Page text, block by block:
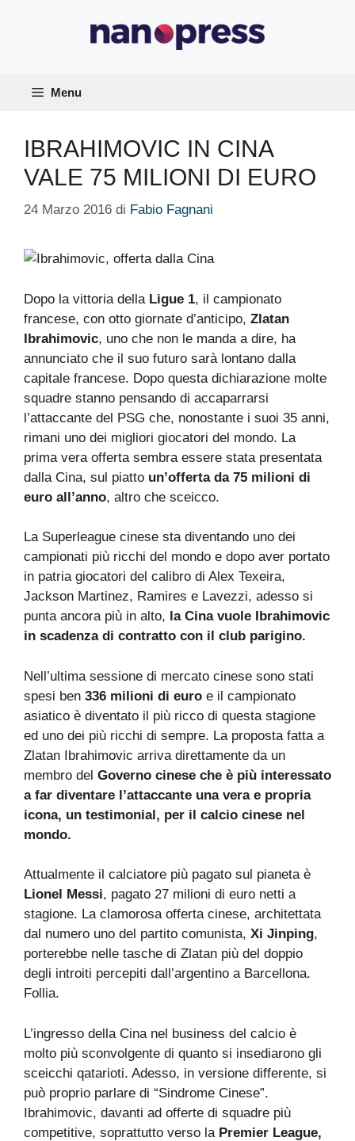
Menu
IBRAHIMOVIC IN CINA
VALE 75 MILIONI DI EURO
24 Marzo 2016 di Fabio Fagnani
Dopo la vittoria della Ligue 1, il campionato
francese, con otto giornate d’anticipo, Zlatan
Ibrahimovic, uno che non le manda a dire, ha
annunciato che il suo futuro sarà lontano dalla
capitale francese. Dopo questa dichiarazione molte
squadre stanno pensando di accaparrarsi
l’attaccante del PSG che, nonostante i suoi 35 anni,
rimani uno dei migliori giocatori del mondo. La
prima vera offerta sembra essere stata presentata
dalla Cina, sul piatto un’offerta da 75 milioni di
euro all’anno, altro che sceicco.
La Superleague cinese sta diventando uno dei
campionati più ricchi del mondo e dopo aver portato
in patria giocatori del calibro di Alex Texeira,
Jackson Martinez, Ramires e Lavezzi, adesso si
punta ancora più in alto, la Cina vuole Ibrahimovic
in scadenza di contratto con il club parigino.
Nell’ultima sessione di mercato cinese sono stati
spesi ben 336 milioni di euro e il campionato
asiatico è diventato il più ricco di questa stagione
ed uno dei più ricchi di sempre. La proposta fatta a
Zlatan Ibrahimovic arriva direttamente da un
membro del Governo cinese che è più interessato
a far diventare l’attaccante una vera e propria
icona, un testimonial, per il calcio cinese nel
mondo.
Attualmente il calciatore più pagato sul pianeta è
Lionel Messi, pagato 27 milioni di euro netti a
stagione. La clamorosa offerta cinese, architettata
dal numero uno del partito comunista, Xi Jinping,
porterebbe nelle tasche di Zlatan più del doppio
degli introiti percepiti dall’argentino a Barcellona.
Follia.
L’ingresso della Cina nel business del calcio è
molto più sconvolgente di quanto si insediarono gli
sceicchi qatarioti. Adesso, in versione differente, si
può proprio parlare di “Sindrome Cinese”.
Ibrahimovic, davanti ad offerte di squadre più
competitive, soprattutto verso la Premier League,